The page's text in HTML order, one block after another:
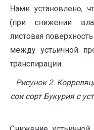
Нами установлено,
(при снижении
листовая
между устьичной
транспирации.
Рисунок 2.
сои сорт Букурия с